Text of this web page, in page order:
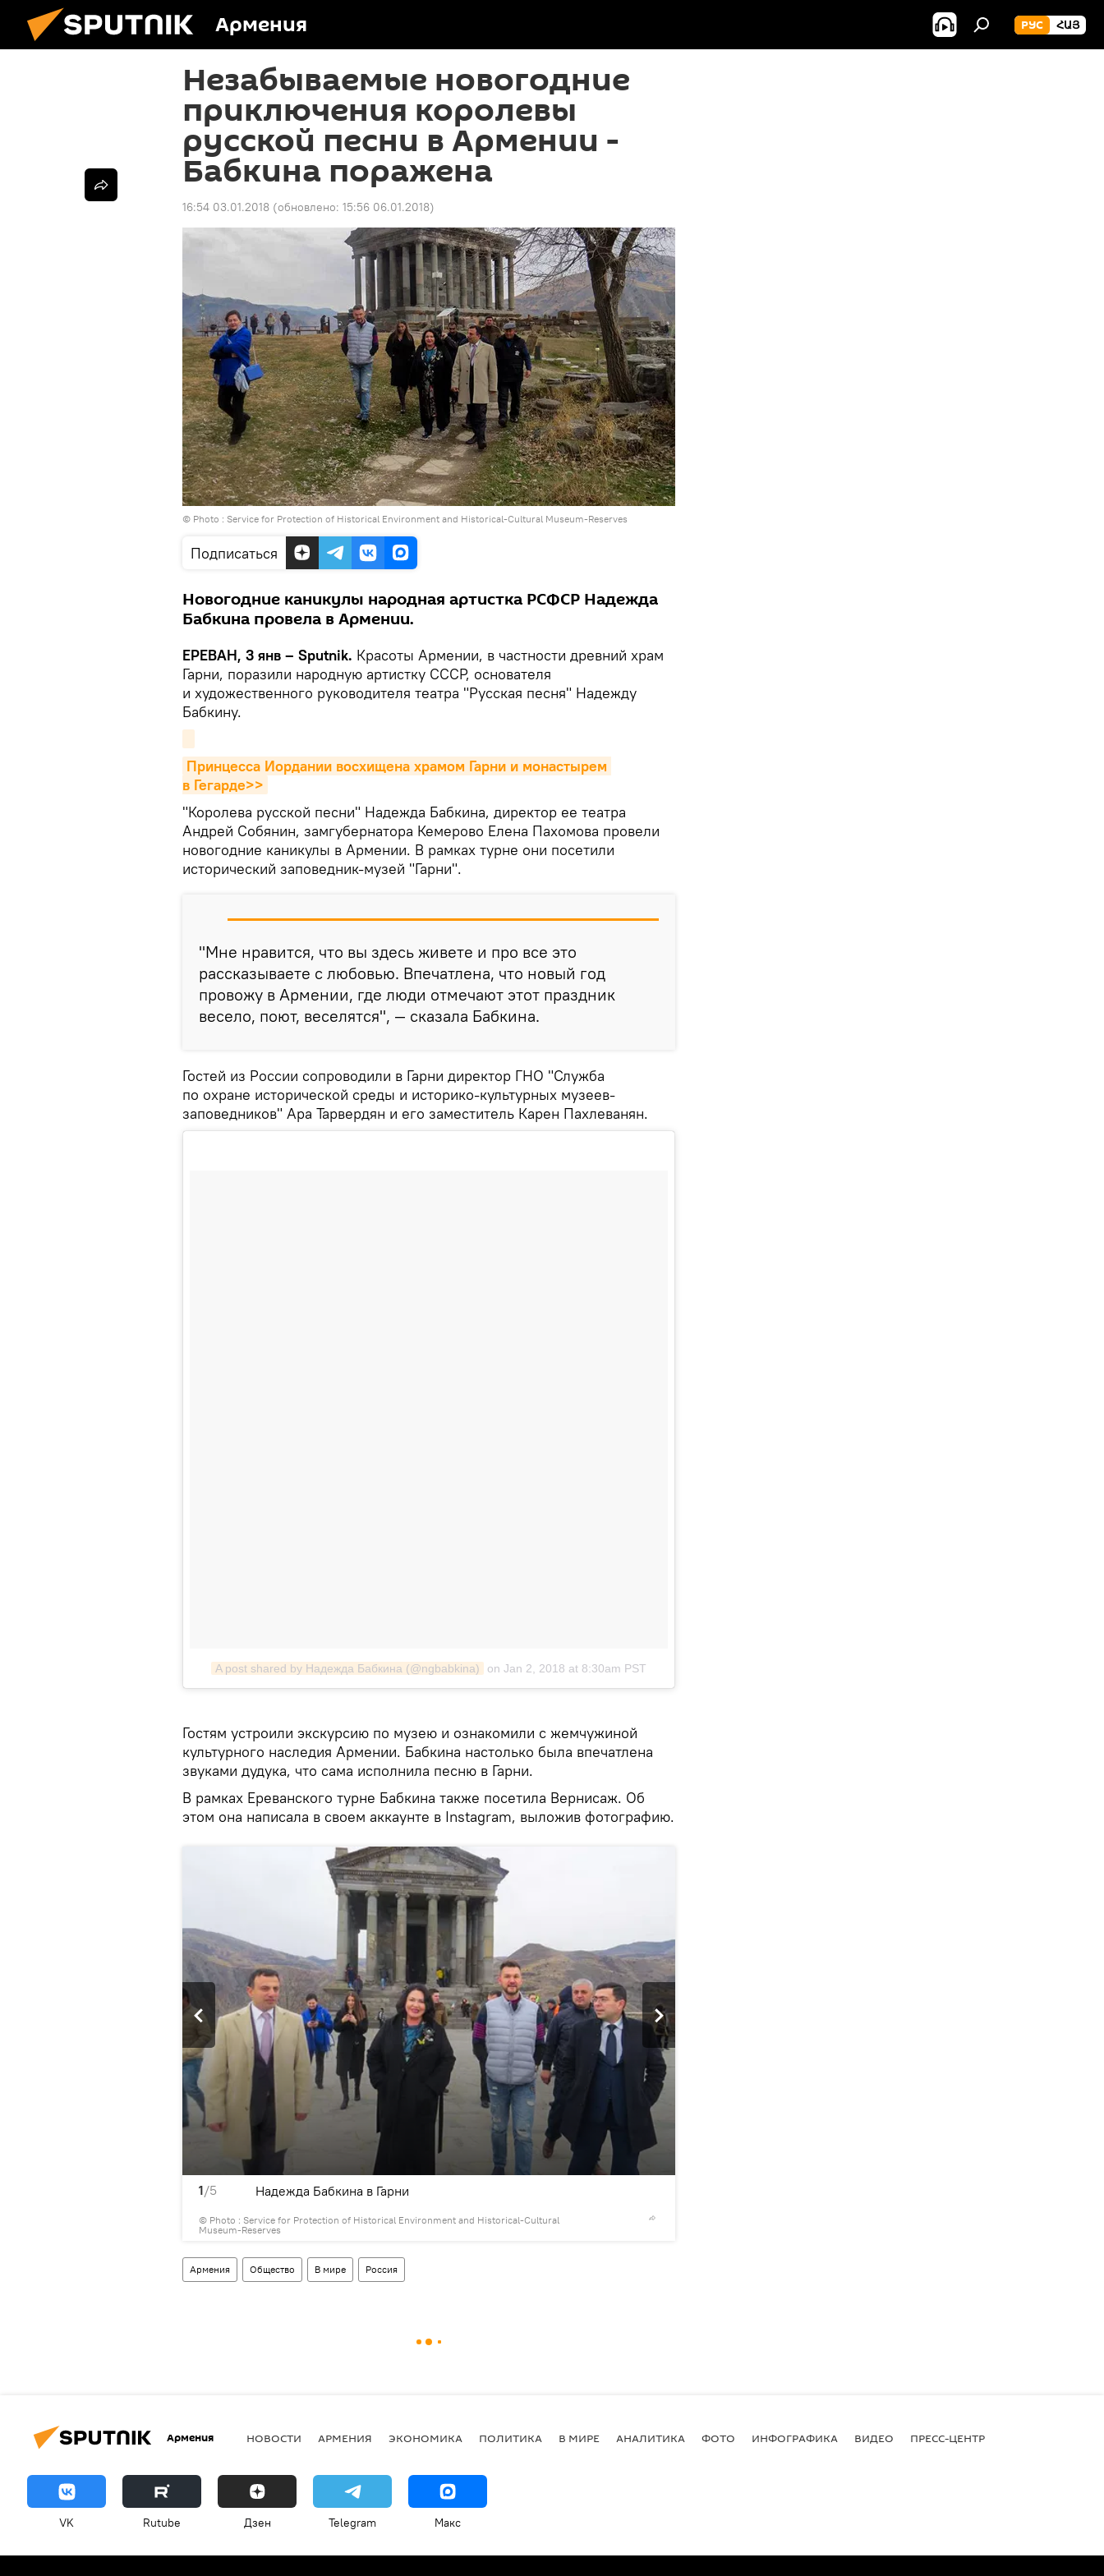
Армения РУС ՀԱՅ
Незабываемые новогодние
приключения королевы
русской песни в Армении -
Бабкина поражена
16:54 03.01.2018 (обновлено: 15:56 06.01.2018)
© Photo : Service for Protection of Historical Environment and Historical-Cultural Museum-Reserves
Подписаться
Новогодние каникулы народная артистка РСФСР Надежда
Бабкина провела в Армении.
ЕРЕВАН, 3 янв – Sputnik. Красоты Армении, в частности древний храм
Гарни, поразили народную артистку СССР, основателя
и художественного руководителя театра "Русская песня" Надежду
Бабкину.
Принцесса Иордании восхищена храмом Гарни и монастырем
в Гегарде>>
"Королева русской песни" Надежда Бабкина, директор ее театра
Андрей Собянин, замгубернатора Кемерово Елена Пахомова провели
новогодние каникулы в Армении. В рамках турне они посетили
исторический заповедник-музей "Гарни".
"Мне нравится, что вы здесь живете и про все это
рассказываете с любовью. Впечатлена, что новый год
провожу в Армении, где люди отмечают этот праздник
весело, поют, веселятся", — сказала Бабкина.
Гостей из России сопроводили в Гарни директор ГНО "Служба
по охране исторической среды и историко-культурных музеев-
заповедников" Ара Тарвердян и его заместитель Карен Пахлеванян.
A post shared by Надежда Бабкина (@ngbabkina) on Jan 2, 2018 at 8:30am PST
Гостям устроили экскурсию по музею и ознакомили с жемчужиной
культурного наследия Армении. Бабкина настолько была впечатлена
звуками дудука, что сама исполнила песню в Гарни.
В рамках Ереванского турне Бабкина также посетила Вернисаж. Об
этом она написала в своем аккаунте в Instagram, выложив фотографию.
1/5
© Photo : Service for Protection of Historical Environment and Historical-Cultural
Museum-Reserves
Надежда Бабкина в Гарни
Армения Общество В мире Россия
Армения НОВОСТИ АРМЕНИЯ ЭКОНОМИКА ПОЛИТИКА В МИРЕ АНАЛИТИКА ФОТО ИНФОГРАФИКА ВИДЕО ПРЕСС-ЦЕНТР
VK Rutube Дзен Telegram Макс